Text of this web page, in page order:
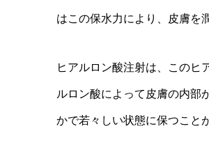
はこの保水力により、皮膚を
ヒアルロン酸注射は、このヒ
ルロン酸によって皮膚の内部
かで若々しい状態に保つこと